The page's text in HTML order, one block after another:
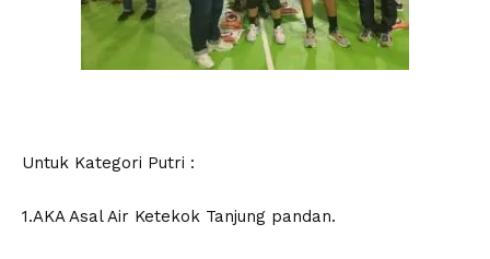
Untuk Kategori Putri :
1.AKA Asal Air Ketekok Tanjung pandan.